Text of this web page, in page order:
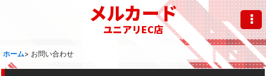
メルカード
ユニアリEC店
ホーム> お問い合わせ